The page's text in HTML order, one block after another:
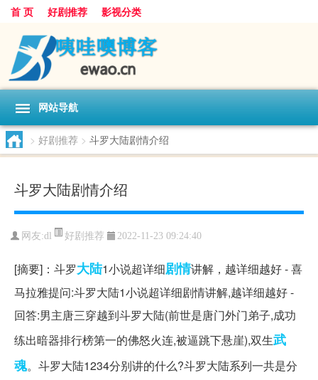
首 页 好剧推荐 影视分类
网站导航
> 好剧推荐 > 斗罗大陆剧情介绍
斗罗大陆剧情介绍
网友:dl 好剧推荐 2022-11-23 09:24:40
[摘要]：斗罗大陆1小说超详细剧情讲解，越详细越好 - 喜
马拉雅提问:斗罗大陆1小说超详细剧情讲解,越详细越好 -
回答:男主唐三穿越到斗罗大陆(前世是唐门外门弟子,成功
练出暗器排行榜第一的佛怒火连,被逼跳下悬崖),双生武
魂。斗罗大陆1234分别讲的什么?斗罗大陆系列一共是分